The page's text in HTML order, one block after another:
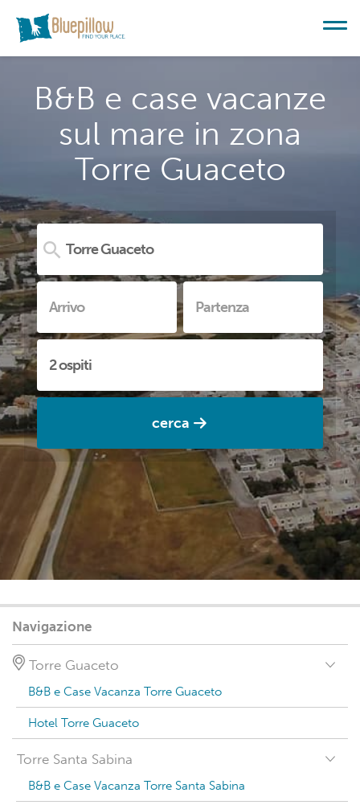
B&B e case vacanze
sul mare in zona
Torre Guaceto
cerca
Navigazione
Torre Guaceto
B&B e Case Vacanza Torre Guaceto
Hotel Torre Guaceto
Torre Santa Sabina
B&B e Case Vacanza Torre Santa Sabina